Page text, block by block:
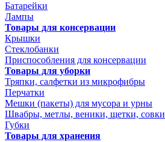
Батарейки
Лампы
Товары для консервации
Крышки
Стеклобанки
Приспособления для консервации
Товары для уборки
Тряпки, салфетки из микрофибры
Перчатки
Мешки (пакеты) для мусора и урны
Швабры, метлы, веники, щетки, совки
Губки
Товары для хранения